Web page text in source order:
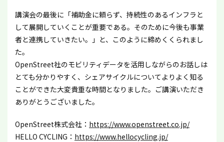
講演会の最後に「補助金に頼らず、持続性のあるインフラと
して展開していくことが重要である。そのために今後も事業
者と連携していきたい。」と、このように締めくくられまし
た。
OpenStreet社のモビリティデータを活用しながらのお話しは
とても分かりやすく、シェアサイクルについてよりよく知る
ことができた大変貴重な時間となりました。ご講演いただき
ありがとうございました。
OpenStreet株式会社： https://www.openstreet.co.jp/
HELLO CYCLING： https://www.hellocycling.jp/